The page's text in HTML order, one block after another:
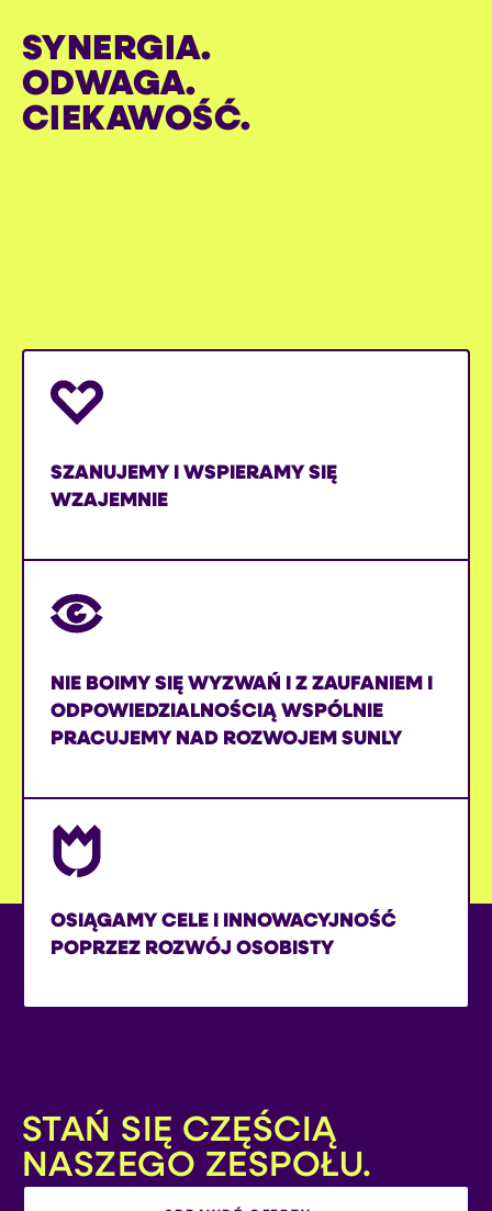
SYNERGIA.
ODWAGA.
CIEKAWOŚĆ.
SZANUJEMY I WSPIERAMY SIĘ
WZAJEMNIE
NIE BOIMY SIĘ WYZWAŃ I Z ZAUFANIEM I
ODPOWIEDZIALNOŚCIĄ WSPÓLNIE
PRACUJEMY NAD ROZWOJEM SUNLY
OSIĄGAMY CELE I INNOWACYJNOŚĆ
POPRZEZ ROZWÓJ OSOBISTY
STAŃ SIĘ CZĘŚCIĄ
NASZEGO ZESPOŁU.